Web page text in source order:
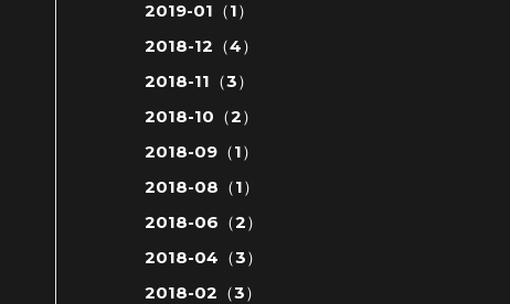
2019-01（1）
2018-12（4）
2018-11（3）
2018-10（2）
2018-09（1）
2018-08（1）
2018-06（2）
2018-04（3）
2018-02（3）